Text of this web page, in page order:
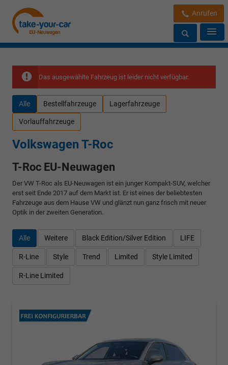
Anrufen
Das ausgewählte Fahrzeug ist leider nicht verfügbar.
Alle Bestellfahrzeuge Lagerfahrzeuge
Vorlauffahrzeuge
Volkswagen T-Roc
T-Roc EU-Neuwagen
Der VW T-Roc als EU-Neuwagen ist ein junger Kompakt-SUV, welcher
erst seit Ende 2017 auf dem Markt ist. Er ist eines der beliebtesten
Fahrzeuge aus dem Hause VW und glänzt nun ganz frisch mit neuer
Optik in der zweiten Generation.
Alle Weitere Black Edition/Silver Edition LIFE
R-Line Style Trend Limited Style Limited
R-Line Limited